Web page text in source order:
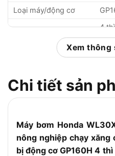
Loại máy/động cơ
4
25°
Lưu lượng tối đa
Đường kính x hành
trình piston
Kiểu đánh lửa
Góc đánh lửa
Xem thông
Chi tiết sản
Máy bơm Honda
nông nghiệp chạy
bị động cơ GP160H 4